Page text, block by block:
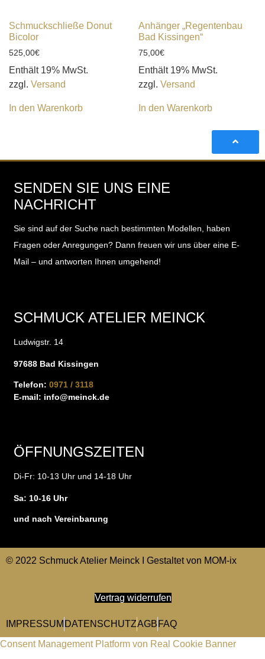
Schmuckschließe Donut
Bicolor
525,00€
Enthält 19% MwSt.
zzgl. Versand
In den Warenkorb
Anhänger „Regentenbau
Bad Kissingen“
75,00€
Enthält 19% MwSt.
zzgl. Versand
In den Warenkorb
SENDEN SIE UNS EINE
NACHRICHT
Sie sind auf der Suche nach bestimmten Modellen, haben
Fragen oder Anregungen? Dann freuen wir uns über eine E-
Mail – und antworten Ihnen umgehend!
SCHMUCK ATELIER MEINCK
Ludwigstr. 14
97688 Bad Kissingen
Telefon: 0971 / 3118
E-mail: info@meinck.de
ÖFFNUNGSZEITEN
Di-Fr: 10-13 Uhr und 14-18 Uhr
Sa: 10-16 Uhr
und nach Vereinbarung
© 2022 Schmuck Atelier Meinck I Gestaltet von MOM-ix
Vertrag widerrufen
IMPRESSUM DATENSCHUTZAGB FAQ
Consent Management Platform von Real Cookie Banner